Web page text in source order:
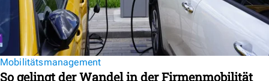
Mobilitätsmanagement
So gelingt der Wandel in der Firmenmobilität